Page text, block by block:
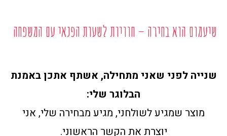
שיעמום הוא בחירה – חוויות לשעות הפנאי עם המשפחה
שנייה לפני שאני מתחילה, אשתף אתכן באמנת
הבלוגר שלי:
מוצר שמגיע לשולחני, מגיע מבחירה שלי, אני
יוצרת את הקשר הראשוני.